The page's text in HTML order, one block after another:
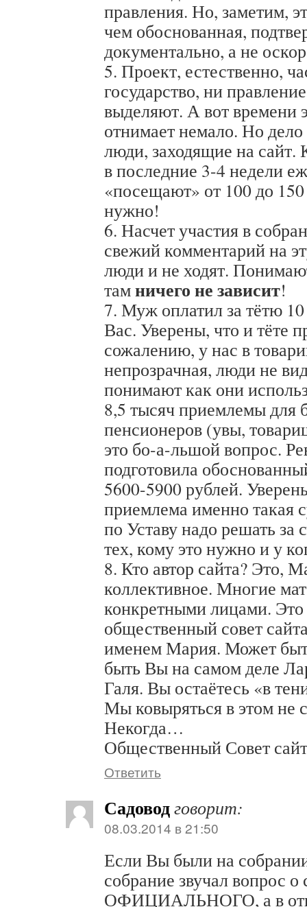
правления. Но, заметим,
чем обоснованная,
документально, а не
5. Проект, естественно,
государство, ни
выделяют. А вот времени
отнимает немало. Но
люди, заходящие на
в последние 3-4 недели
«посещают» от 100 до
нужно!
6. Насчет участия в
свежий комментарий на
люди и не ходят.
тамничего не зависит!
7. Муж оплатил за тётю
Вас. Уверены, что и тёте
сожалению, у нас в
непрозрачная, люди не
понимают как они
8,5 тысяч приемлемы для
пенсионеров (увы,
это бо-а-льшой вопрос.
подготовила
5600-5900 рублей.
приемлема именно такая
по Уставу надо решать за
тех, кому это нужно и у
8. Кто автор сайта? Это,
коллективное. Многие
конкретными лицами. Это
общественный совет
именем Мария. Может
быть Вы на самом деле
Галя. Вы остаётесь «в
Мы ковыряться в этом не
Некогда…
Общественный Совет
Ответить
Садоводговорит:
08.03.2014 в 21:50
Если Вы были на
собрание звучал вопрос о
ОФИЦИАЛЬНОГО, а в